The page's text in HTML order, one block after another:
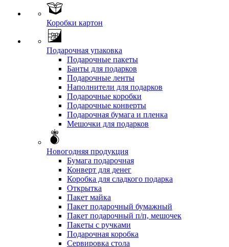
Коробки картон
Подарочная упаковка
Подарочные пакеты
Банты для подарков
Подарочные ленты
Наполнители для подарков
Подарочные коробки
Подарочные конверты
Подарочная бумага и пленка
Мешочки для подарков
Новогодняя продукция
Бумага подарочная
Конверт для денег
Коробка для сладкого подарка
Открытка
Пакет майка
Пакет подарочный бумажный
Пакет подарочный п/п, мешочек
Пакеты с ручками
Подарочная коробка
Сервировка стола